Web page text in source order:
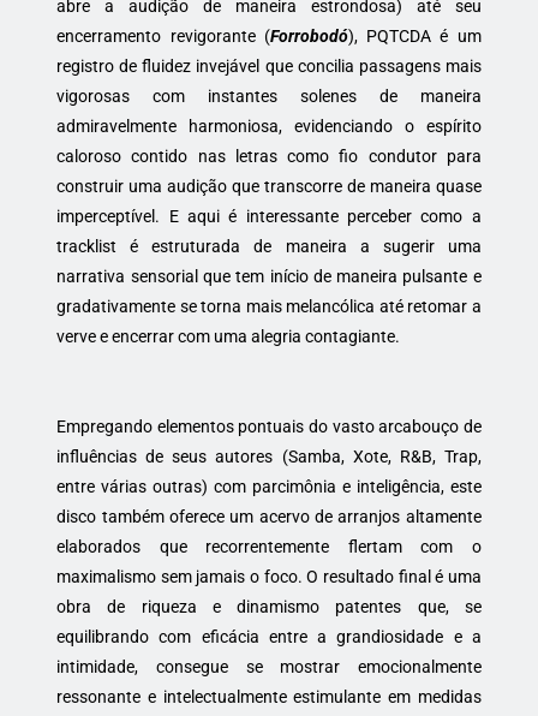
abre a audição de maneira estrondosa) até seu
encerramento revigorante (Forrobodó), PQTCDA é um
registro de fluidez invejável que concilia passagens mais
vigorosas com instantes solenes de maneira
admiravelmente harmoniosa, evidenciando o espírito
caloroso contido nas letras como fio condutor para
construir uma audição que transcorre de maneira quase
imperceptível. E aqui é interessante perceber como a
tracklist é estruturada de maneira a sugerir uma
narrativa sensorial que tem início de maneira pulsante e
gradativamente se torna mais melancólica até retomar a
verve e encerrar com uma alegria contagiante.
Empregando elementos pontuais do vasto arcabouço de
influências de seus autores (Samba, Xote, R&B, Trap,
entre várias outras) com parcimônia e inteligência, este
disco também oferece um acervo de arranjos altamente
elaborados que recorrentemente flertam com o
maximalismo sem jamais o foco. O resultado final é uma
obra de riqueza e dinamismo patentes que, se
equilibrando com eficácia entre a grandiosidade e a
intimidade, consegue se mostrar emocionalmente
ressonante e intelectualmente estimulante em medidas